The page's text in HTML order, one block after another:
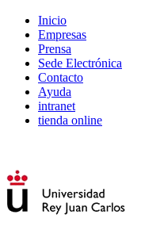
Inicio
Empresas
Prensa
Sede Electrónica
Contacto
Ayuda
intranet
tienda online